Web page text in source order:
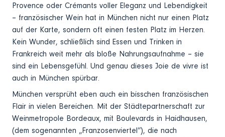
Provence oder Crémants voller Eleganz und Lebendigkeit
– französischer Wein hat in München nicht nur einen Platz
auf der Karte, sondern oft einen festen Platz im Herzen.
Kein Wunder, schließlich sind Essen und Trinken in
Frankreich weit mehr als bloße Nahrungsaufnahme – sie
sind ein Lebensgefühl. Und genau dieses Joie de vivre ist
auch in München spürbar.
München versprüht eben auch ein bisschen französischen
Flair in vielen Bereichen. Mit der Städtepartnerschaft zur
Weinmetropole Bordeaux, mit Boulevards in Haidhausen,
(dem sogenannten „Franzosenviertel“), die nach